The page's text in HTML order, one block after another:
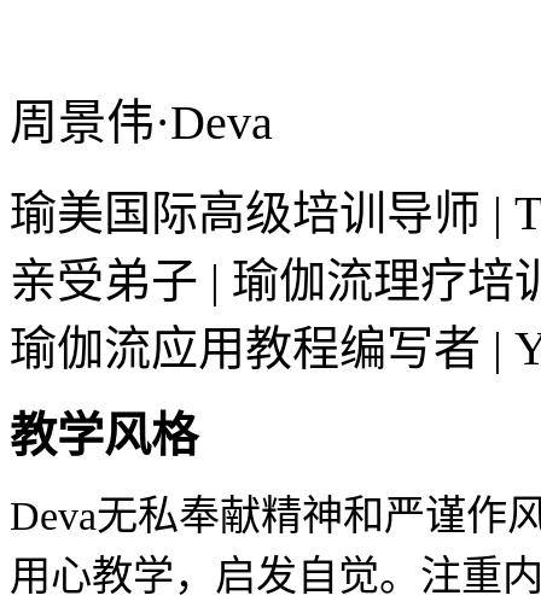
周景伟·Deva
瑜美国际高级培训导师 |
亲受弟子 | 瑜伽流理疗培
瑜伽流应用教程编写者 |
教学风格
Deva无私奉献精神和严谨作
用心教学，启发自觉。注重